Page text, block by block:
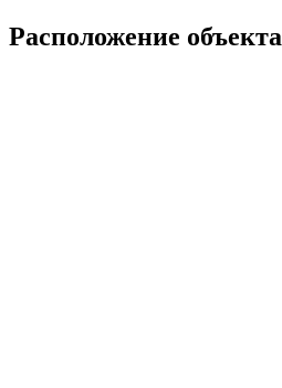
Расположение объекта